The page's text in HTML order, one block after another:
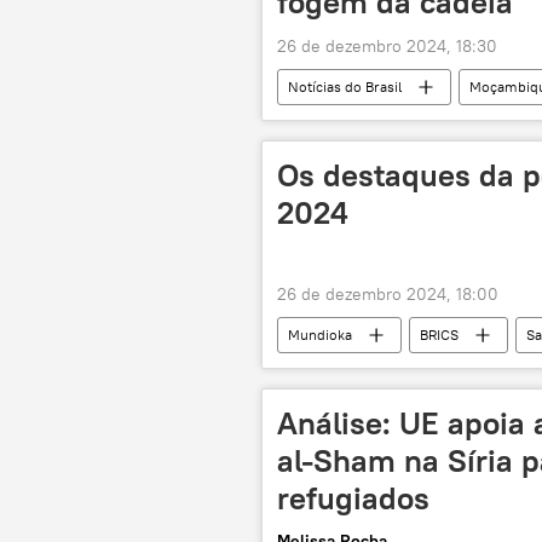
26 de dezembro 2024, 18:30
Notícias do Brasil
violência
protestos
Os destaques da
2024
26 de dezembro 2024, 18:00
Mundioka BRICS
podcast
rádio
Conferência das Nações Unidas
Análise: UE apoia
al-Sham na Síria
refugiados